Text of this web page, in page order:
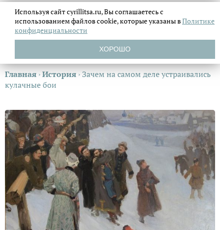
Главная ›История › Зачем на самом деле устраивались
кулачные бои
Используя сайт cyrillitsa.ru, Вы соглашаетесь с
использованием файловcookie, которые указаны вПолитике
конфиденциальности
ХОРОШО